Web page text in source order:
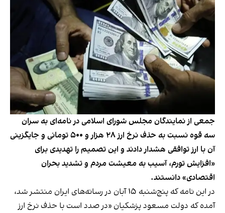
جمعی از نمایندگان مجلس شورای اسلامی در نامه‌ای به سران
سه قوه نسبت به حذف نرخ ارز ۲۸ هزار و ۵۰۰ تومانی و جایگزینی
آن با ارز توافقی هشدار دادند و این تصمیم را تهدیدی برای
«افزایش تورم، آسیب به معیشت مردم و تشدید بحران
اقتصادی» دانستند.
در این نامه که پنج‌شنبه ۱۵ آبان در رسانه‌های ایران منتشر شد،
آمده که دولت مسعود پزشکیان «در صدد است با حذف نرخ ارز